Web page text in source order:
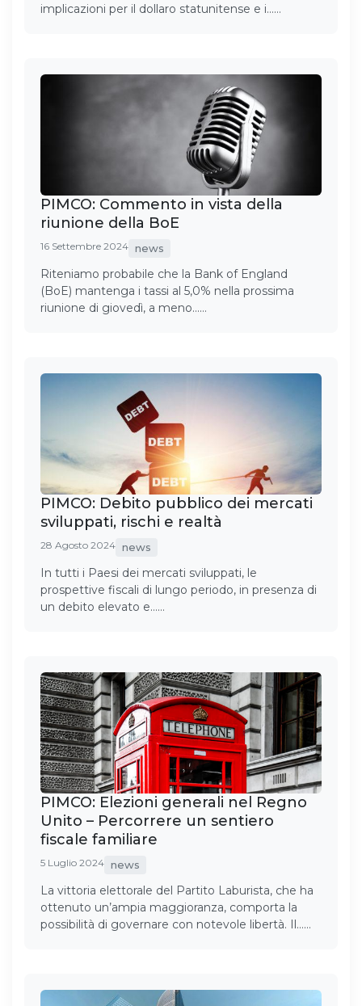
implicazioni per il dollaro statunitense e i……
PIMCO: Commento in vista della
riunione della BoE
16 Settembre 2024 news
Riteniamo probabile che la Bank of England
(BoE) mantenga i tassi al 5,0% nella prossima
riunione di giovedì, a meno……
PIMCO: Debito pubblico dei mercati
sviluppati, rischi e realtà
28 Agosto 2024 news
In tutti i Paesi dei mercati sviluppati, le
prospettive fiscali di lungo periodo, in presenza di
un debito elevato e……
PIMCO: Elezioni generali nel Regno
Unito – Percorrere un sentiero
fiscale familiare
5 Luglio 2024 news
La vittoria elettorale del Partito Laburista, che ha
ottenuto un’ampia maggioranza, comporta la
possibilità di governare con notevole libertà. Il……